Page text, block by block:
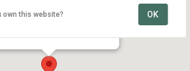
own this website? OK